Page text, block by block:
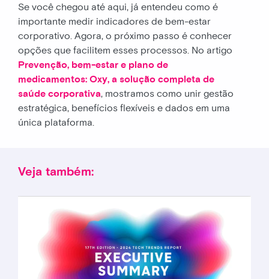
Se você chegou até aqui, já entendeu como é
importante medir indicadores de bem-estar
corporativo. Agora, o próximo passo é conhecer
opções que facilitem esses processos. No artigo
Prevenção, bem-estar e plano de
medicamentos: Oxy, a solução completa de
saúde corporativa, mostramos como unir gestão
estratégica, benefícios flexíveis e dados em uma
única plataforma.
Veja também: